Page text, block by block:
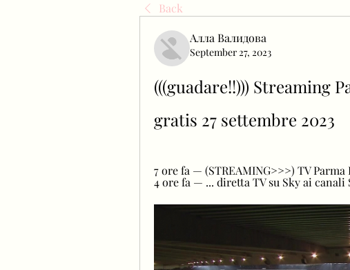
Back
Алла Валидова
September 27, 2023
(((guadare!!))) Streaming
gratis 27 settembre 2023
7 ore fa — (STREAMING>>>) TV
4 ore fa — ... diretta TV su Sky ai canali